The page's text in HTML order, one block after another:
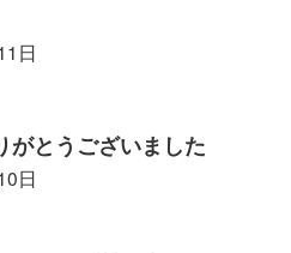
日
がとうございました
日